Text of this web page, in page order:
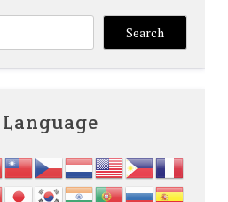
Search
Language